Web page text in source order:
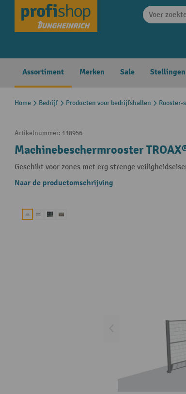
Skip to main navigation
Assortiment Merken Sale
Home Bedrijf Producten voor bedrijfshallen Rooster-
Artikelnummer: 118956
Machinebeschermrooster
Geschikt voor zones met erg strenge
Naar de productomschrijving